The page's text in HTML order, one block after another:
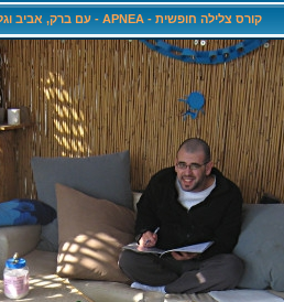
קורס צלילה חופשית - APNEA - עם ברק, אביב וגלעד - 001